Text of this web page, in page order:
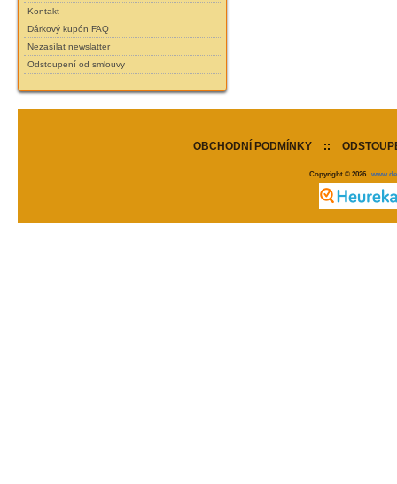
Kontakt
Dárkový kupón FAQ
Nezasílat newslatter
Odstoupení od smlouvy
OBCHODNÍ PODMÍNKY ::
Copyright © 2026